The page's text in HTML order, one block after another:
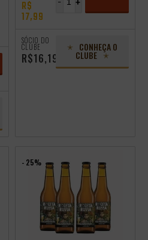
R$
17,99
SÓCIO DO
CLUBE
R$16,19
CONHEÇA O
CLUBE
- 25%